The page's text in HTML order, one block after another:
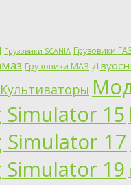
Грузовики SCANIA Грузовики
Грузовики МАЗ
Культиваторы
Simulator 15
Simulator 17
Simulator 19